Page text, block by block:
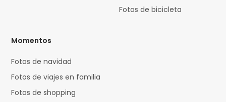
Fotos de bicicleta
Momentos
Fotos de navidad
Fotos de viajes en familia
Fotos de shopping